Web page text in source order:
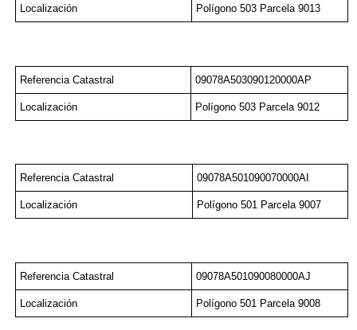
Localización Polígono 503 Parcela 9013
Referencia Catastral 09078A503090120000AP
Localización Polígono 503 Parcela 9012
Referencia Catastral 09078A501090070000AI
Localización Polígono 501 Parcela 9007
Referencia Catastral 09078A501090080000AJ
Localización Polígono 501 Parcela 9008